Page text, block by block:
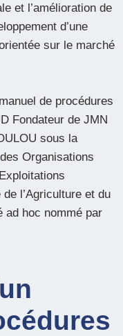
et l’amélioration de
d’une
sur le marché
de procédures
Fondateur de JMN
sous la
Organisations
l’Agriculture et du
ad hoc nommé par